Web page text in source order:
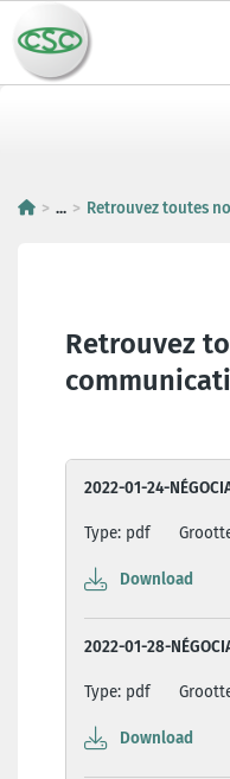
... Retrouvez toutes
Retrouvez
2022-01-24-
Type: pdf
Download
2022-01-28-
Type: pdf
Download